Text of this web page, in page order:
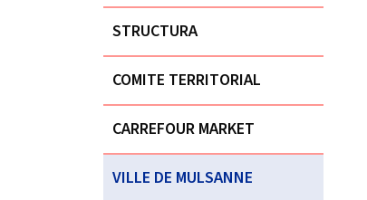
STRUCTURA
COMITE TERRITORIAL
CARREFOUR MARKET
VILLE DE MULSANNE